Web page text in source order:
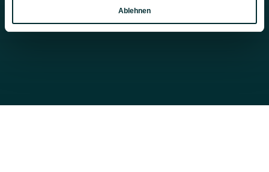
Ablehnen